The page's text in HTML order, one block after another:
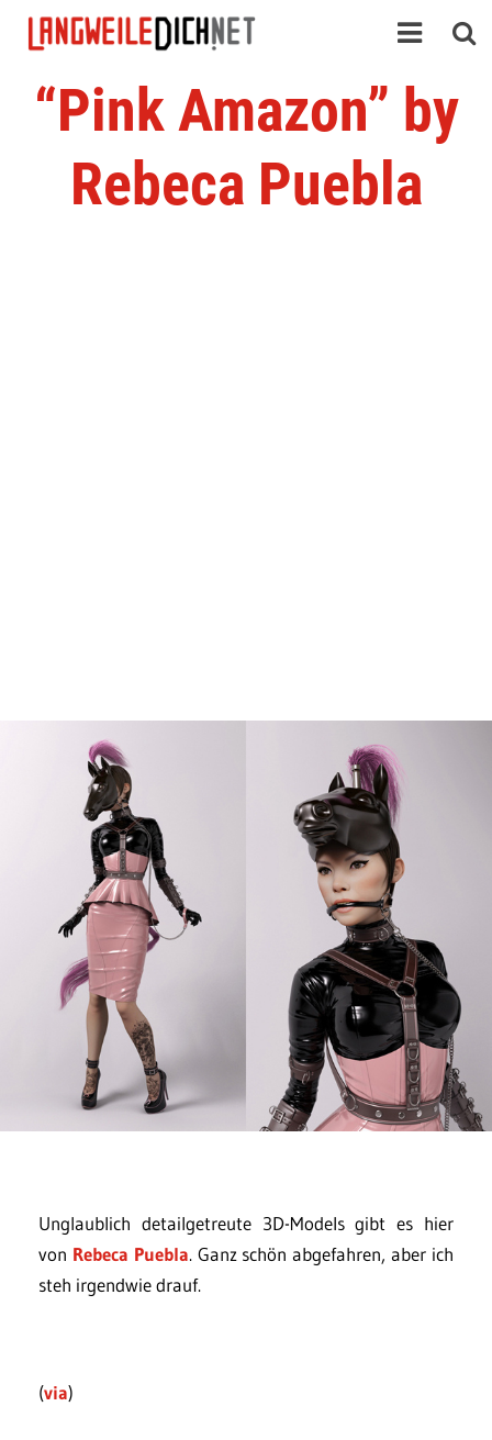
“Pink Amazon” by
Rebeca Puebla
Unglaublich detailgetreute 3D-Models gibt es hier
von Rebeca Puebla. Ganz schön abgefahren, aber ich
steh irgendwie drauf.
(via)